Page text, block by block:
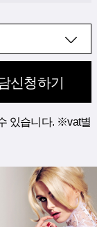
신청하기
있습니다. ※vat별